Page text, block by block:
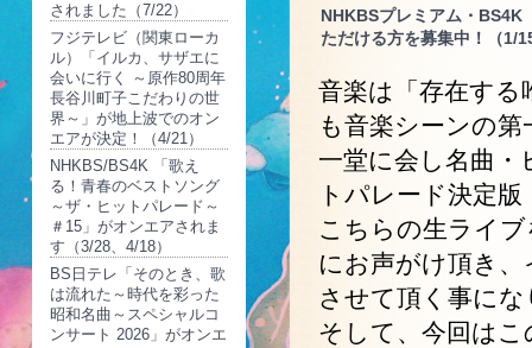
されました（7/22）
フジテレビ（関東ローカ
ル）「イルカ、サザエに
会いに行く ～原作80周年
長谷川町子こだわりの世
界～」が地上波でのオン
エアが決定！（4/21）
NHKBS/BS4K 「歌え
る！青春のベストソング
～ザ・ヒットパレード～
＃15」がオンエアされま
す（3/28、4/18）
BS日テレ「そのとき、歌
は流れた～時代を彩った
昭和名曲～スペシャルコ
ンサート 2026」がオンエ
NHKBSプレミアム・BS4K
ただける方を募集中！（1/
音楽は「存在す
も音楽シーンの
一堂に会し名曲
トパレード決定版
こちらの生ライ
にお声がけ頂き
させて頂く事に
そして、今回は